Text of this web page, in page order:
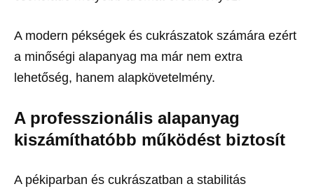
A modern pékségek és cukrászatok számára ezért
a minőségi alapanyag ma már nem extra
lehetőség, hanem alapkövetelmény.
A professzionális alapanyag
kiszámíthatóbb működést biztosít
A pékiparban és cukrászatban a stabilitás